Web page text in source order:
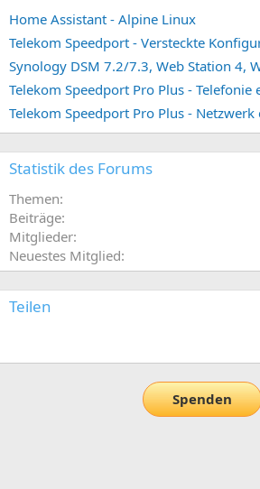
Home Assistant - Alpine Linux
Telekom Speedport - Versteckte
Telekom Speedport Pro Plus - Telefonie
Telekom Speedport Pro Plus -
Statistik des Forums
Themen
Beiträge
Mitglieder
Neuestes Mitglied
Teilen
Spenden